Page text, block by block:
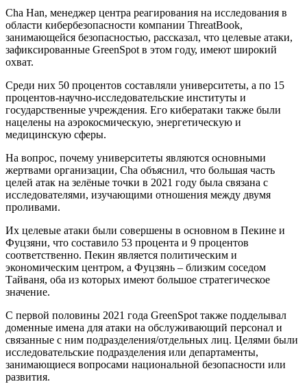
Cha Han, менеджер центра реагирования на исследования в
области кибербезопасности компании ThreatBook,
занимающейся безопасностью, рассказал, что целевые атаки,
зафиксированные GreenSpot в этом году, имеют широкий
охват.
Среди них 50 процентов составляли университеты, а по 15
процентов-научно-исследовательские институты и
государственные учреждения. Его кибератаки также были
нацелены на аэрокосмическую, энергетическую и
медицинскую сферы.
На вопрос, почему университеты являются основными
жертвами организации, Cha объяснил, что большая часть
целей атак на зелёные точки в 2021 году была связана с
исследователями, изучающими отношения между двумя
проливами.
Их целевые атаки были совершены в основном в Пекине и
Фуцзяни, что составило 53 процента и 9 процентов
соответственно. Пекин является политическим и
экономическим центром, а Фуцзянь – близким соседом
Тайваня, оба из которых имеют большое стратегическое
значение.
С первой половины 2021 года GreenSpot также подделывал
доменные имена для атаки на обслуживающий персонал и
связанные с ним подразделения/отдельных лиц. Целями были
исследовательские подразделения или департаменты,
занимающиеся вопросами национальной безопасности или
развития.